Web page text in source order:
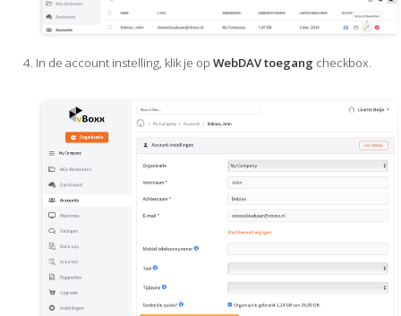
In de account instelling, klik je op WebDAV toegang checkbox.